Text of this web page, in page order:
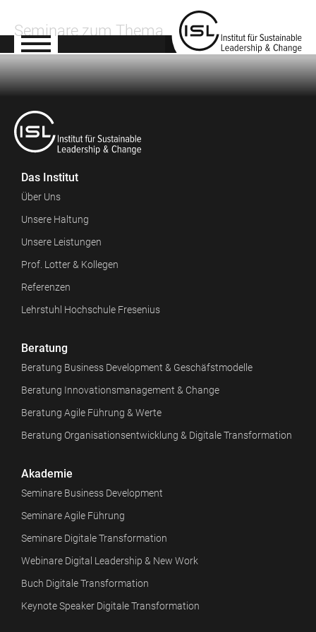
Seminare zum Thema
Das Institut
Über Uns
Unsere Haltung
Unsere Leistungen
Prof. Lotter & Kollegen
Referenzen
Lehrstuhl Hochschule Fresenius
Beratung
Beratung Business Development & Geschäfstmodelle
Beratung Innovationsmanagement & Change
Beratung Agile Führung & Werte
Beratung Organisationsentwicklung & Digitale Transformation
Akademie
Seminare Business Development
Seminare Agile Führung
Seminare Digitale Transformation
Webinare Digital Leadership & New Work
Buch Digitale Transformation
Keynote Speaker Digitale Transformation